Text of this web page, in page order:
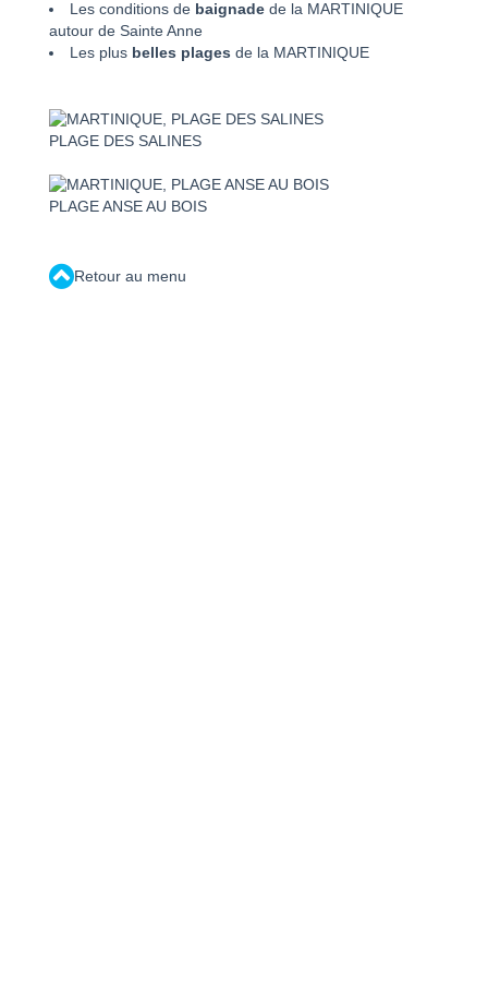
Les conditions de baignadede la MARTINIQUE
autour de Sainte Anne
Les plus belles plages de la MARTINIQUE
PLAGE DES SALINES
PLAGE ANSE AU BOIS
Retour au menu